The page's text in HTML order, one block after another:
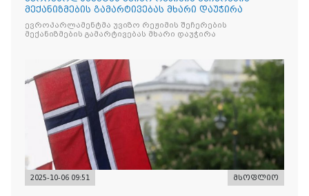
მექანიზმების გამარტივებას მხარი დაუჭირა
ევროპარლამენტმა უვიზო რეჟიმის შეჩერების
მექანიზმების გამარტივებას მხარი დაუჭირა
2025-10-06 09:51 მსოფლიო